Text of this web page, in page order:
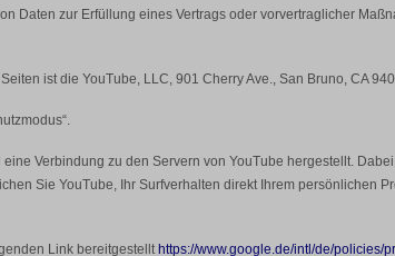
Daten zur Erfüllung eines Vertrags oder vorvertraglicher
ist die YouTube, LLC, 901 Cherry Ave., San Bruno, CA
Verbindung zu den Servern von YouTube hergestellt.
Sie YouTube, Ihr Surfverhalten direkt Ihrem persönlichen
Link bereitgestellt https://www.google.de/intl/de/policies/